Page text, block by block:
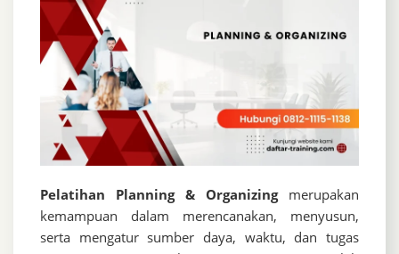
Pelatihan Planning & Organizingmerupakan
kemampuan dalam merencanakan, menyusun,
serta mengatur sumber daya, waktu, dan tugas